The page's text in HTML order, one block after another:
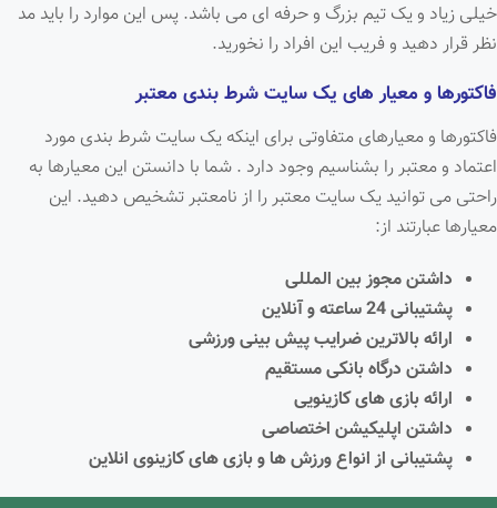
خیلی زیاد و یک تیم بزرگ و حرفه ای می باشد. پس این موارد را باید مد
نظر قرار دهید و فریب این افراد را نخورید.
فاکتورها و معیار های یک سایت شرط بندی معتبر
فاکتورها و معیارهای متفاوتی برای اینکه یک سایت شرط بندی مورد
اعتماد و معتبر را بشناسیم وجود دارد . شما با دانستن این معیارها به
راحتی می توانید یک سایت معتبر را از نامعتبر تشخیص دهید. این
معیارها عبارتند از:
داشتن مجوز بین المللی
پشتیبانی 24 ساعته و آنلاین
ارائه بالاترین ضرایب پیش بینی ورزشی
داشتن درگاه بانکی مستقیم
ارائه بازی های کازینویی
داشتن اپلیکیشن اختصاصی
پشتیبانی از انواع ورزش ها و بازی های کازینوی انلاین